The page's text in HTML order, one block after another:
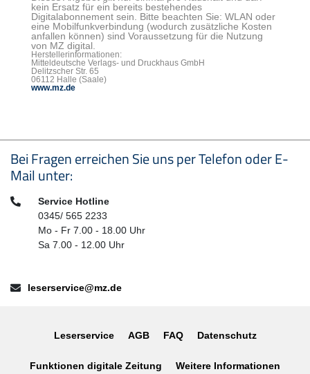
kein Ersatz für ein bereits bestehendes
Digitalabonnement sein. Bitte beachten Sie: WLAN oder
eine Mobilfunkverbindung (wodurch zusätzliche Kosten
anfallen können) sind Voraussetzung für die Nutzung
von MZ digital.
Herstellerinformationen:
Mitteldeutsche Verlags- und Druckhaus GmbH
Delitzscher Str. 65
06112 Halle (Saale)
www.mz.de
Seitenfußbereich
Bei Fragen erreichen Sie uns per Telefon oder E-
Mail unter:
Telefon:Service Hotline
0345/ 565 2233
Mo - Fr 7.00 - 18.00 Uhr
Sa 7.00 - 12.00 Uhr
E-Mail:leserservice@mz.de
Leserservice AGB FAQ Datenschutz
Funktionen digitale Zeitung Weitere Informationen